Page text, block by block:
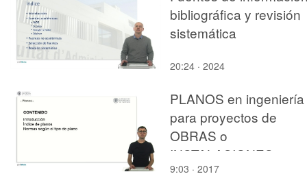
bibliográfica y revisión
sistemática
20:24 · 2024
PLANOS en ingeniería
para proyectos de
OBRAS o
INSTALACIONES
9:03 · 2017